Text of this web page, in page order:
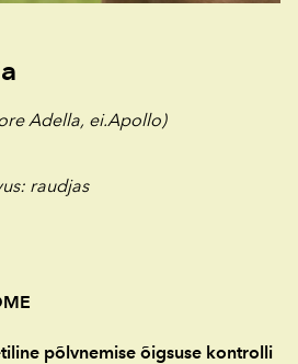
Adella, ei.Apollo)
raudjas
põlvnemise õigsuse kontrolli